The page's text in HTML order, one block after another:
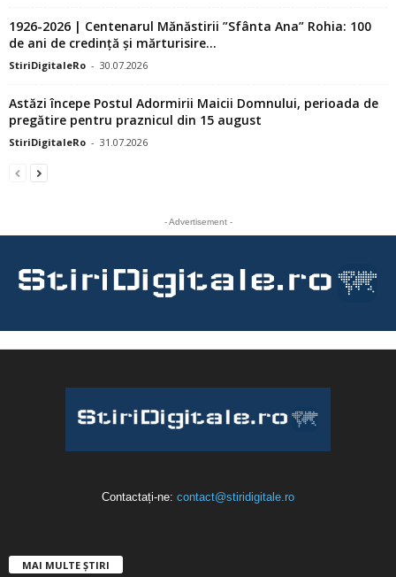
1926-2026 | Centenarul Mănăstirii ”Sfânta Ana” Rohia: 100
de ani de credință și mărturisire...
StiriDigitaleRo - 30.07.2026
Astăzi începe Postul Adormirii Maicii Domnului, perioada de
pregătire pentru praznicul din 15 august
StiriDigitaleRo - 31.07.2026
- Advertisement -
Contactați-ne: contact@stiridigitale.ro
MAI MULTE ȘTIRI